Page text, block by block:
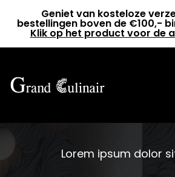
Geniet van kosteloze
bestellingen boven de €100,-
Klik op het product voor de
Lorem ipsum dolor